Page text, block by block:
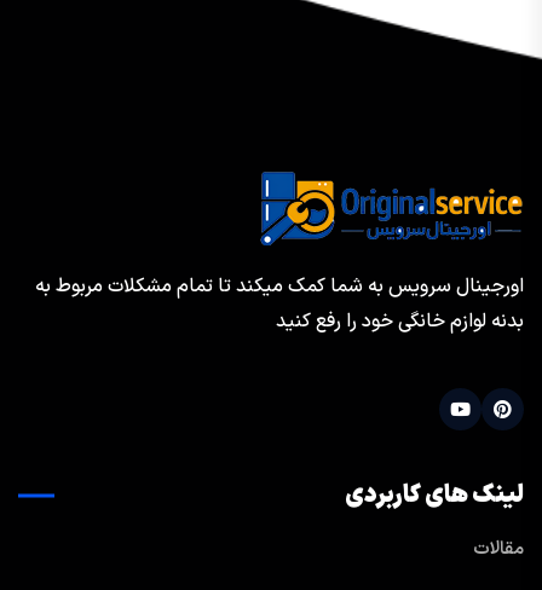
اورجینال سرویس به شما کمک میکند تا تمام مشکلات مربوط به
بدنه لوازم خانگی خود را رفع کنید
لینک های کاربردی
مقالات